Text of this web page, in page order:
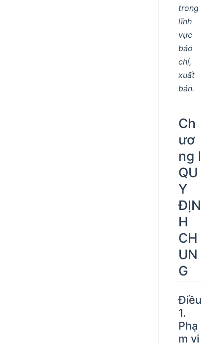
trong
lĩnh
vực
báo
chí,
xuất
bản.
Ch
ươ
ng I
QU
Y
ĐỊN
H
CH
UN
G
Điều
1.
Phạ
m vi